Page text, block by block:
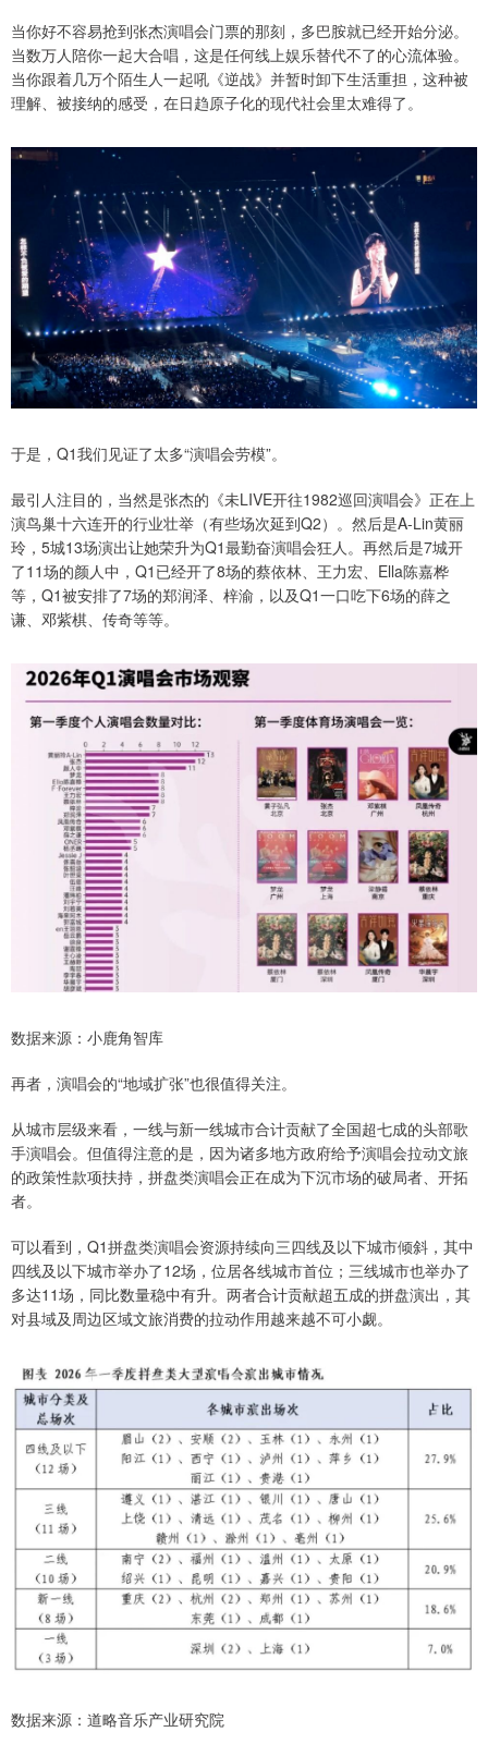
当你好不容易抢到张杰演唱会门票的那刻，多巴胺就已经开始分泌。
当数万人陪你一起大合唱，这是任何线上娱乐替代不了的心流体验。
当你跟着几万个陌生人一起吼《逆战》并暂时卸下生活重担，这种被
理解、被接纳的感受，在日趋原子化的现代社会里太难得了。
于是，Q1我们见证了太多“演唱会劳模”。
最引人注目的，当然是张杰的《未LIVE开往1982巡回演唱会》正在上
演鸟巢十六连开的行业壮举（有些场次延到Q2）。然后是A-Lin黄丽
玲，5城13场演出让她荣升为Q1最勤奋演唱会狂人。再然后是7城开
了11场的颜人中，Q1已经开了8场的蔡依林、王力宏、Ella陈嘉桦
等，Q1被安排了7场的郑润泽、梓渝，以及Q1一口吃下6场的薛之
谦、邓紫棋、传奇等等。
数据来源：小鹿角智库
再者，演唱会的“地域扩张”也很值得关注。
从城市层级来看，一线与新一线城市合计贡献了全国超七成的头部歌
手演唱会。但值得注意的是，因为诸多地方政府给予演唱会拉动文旅
的政策性款项扶持，拼盘类演唱会正在成为下沉市场的破局者、开拓
者。
可以看到，Q1拼盘类演唱会资源持续向三四线及以下城市倾斜，其中
四线及以下城市举办了12场，位居各线城市首位；三线城市也举办了
多达11场，同比数量稳中有升。两者合计贡献超五成的拼盘演出，其
对县域及周边区域文旅消费的拉动作用越来越不可小觑。
数据来源：道略音乐产业研究院